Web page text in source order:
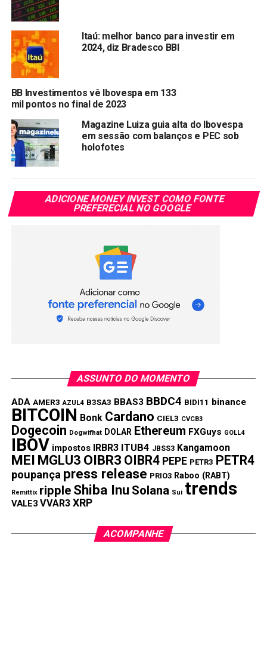
O BTG Pactual está entre as cinco maiores instituições
financeiras do Brasil sendo o maior banco de investimento
da América Latina.
Compartilhar:
Copy
Link
WhatsApp
Twitter
Facebook
Reddit
Email
TÓPICOS RELACIONADOS: BPAC11
PRÓXIMA:
NÃO PERCA:
Cardano perde posto de 3° maior criptomoeda para
Itaú: melhor banco para investir em
2024, diz Bradesco BBI
BB Investimentos vê Ibovespa em 133
mil pontos no final de 2023
Magazine Luiza guia alta do Ibovespa
em sessão com balanços e PEC sob
holofotes
ADICIONE MONEY INVEST COMO FONTE
PREFERECIAL NO GOOGLE
ASSUNTO DO MOMENTO
ADA AMER3 AZUL4 B3SA3 BBAS3 BBDC4 BIDI11 binance
BITCOIN Bonk Cardano CIEL3 CVCB3
Dogecoin Dogwifhat DOLAR Ethereum FXGuys GOLL4
IBOV impostos IRBR3 ITUB4 JBSS3 Kangamoon
MEI MGLU3 OIBR3 OIBR4 PEPE PETR3 PETR4
poupança press release PRIO3 Raboo (RABT)
Remittix ripple Shiba Inu Solana Sui trends
VALE3 VVAR3 XRP
ACOMPANHE